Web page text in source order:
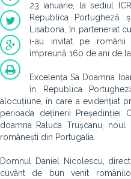
23 ianuarie, la sediul
Republica Portugheză
Lisabona, în parteneriat
i-au invitat pe românii
împreună 160 de ani de
Excelența Sa Doamna
în Republica
alocuțiune, în care a evidențiat
perioada deținerii Președinției
doamna Raluca Trușcanu,
românești din Portugalia.
Domnul Daniel Nicolescu,
cuvânt de bun venit